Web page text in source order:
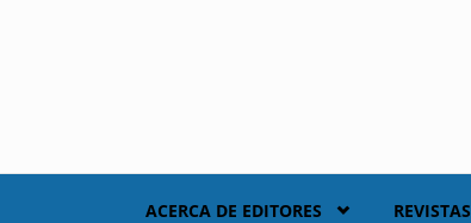
ACERCA DE EDITORES REVISTAS